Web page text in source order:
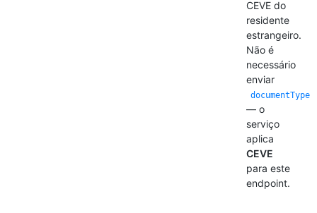
CEVE do
residente
estrangeiro.
Não é
necessário
enviar
documentType
— o
serviço
aplica
CEVE
para este
endpoint.